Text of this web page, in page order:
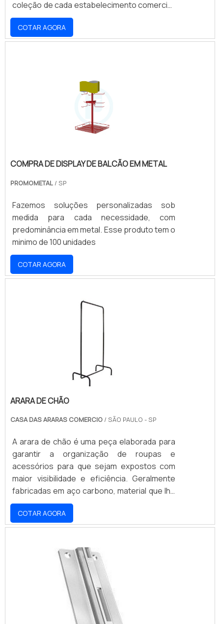
coleção de cada estabelecimento comercial.
Contudo, é importante que os lojistas
contem com parcerias confiáveis e
vantajosas para o fornecimento desses
INFORMAÇÕES SOBRE O PRODUTOO
primeiro critério a se investigar é se a
empresa responsável pela comerciali.
COTAR AGORA
COMPRA DE DISPLAY DE BALCÃO EM METAL
PROMOMETAL / SP
Fazemos soluções personalizadas sob
medida para cada necessidade, com
predominância em metal. Esse produto tem o
minimo de 100 unidades
COTAR AGORA
ARARA DE CHÃO
CASA DAS ARARAS COMERCIO / SÃO PAULO - SP
A arara de chão é uma peça elaborada para
garantir a organização de roupas e
acessórios para que sejam expostos com
maior visibilidade e eficiência. Geralmente
fabricadas em aço carbono, material que lhe
confere a mais alta resistência e
durabilidade, são facilmente aplicadas em
qualquer ambiente, pois sua altura,
uso mesmo em lugares com pouco espaço.
PROPORCIONAM MAIS ESTABILIDADE
DURANTE O USOPor ser um produto que se
mantém no chão, as araras são fabr.
COTAR AGORA